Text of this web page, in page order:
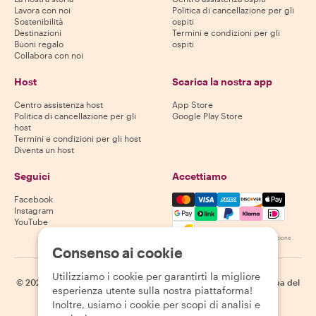
Lavora con noi
Sostenibilità
Destinazioni
Buoni regalo
Collabora con noi
Politica di cancellazione per gli
ospiti
Termini e condizioni per gli
ospiti
Host
Centro assistenza host
Politica di cancellazione per gli
host
Termini e condizioni per gli host
Diventa un host
Scarica la nostra app
App Store
Google Play Store
Seguici
Facebook
Instagram
YouTube
Accettiamo
Mastercard, Visa, Amex,
La disponibilità varia in base alla destinazione
© 2026 Withlocals.com Informativa sulla privacy Cookie | Mappa del
sito
Consenso ai cookie
Utilizziamo i cookie per garantirti la migliore
esperienza utente sulla nostra piattaforma!
Inoltre, usiamo i cookie per scopi di analisi e